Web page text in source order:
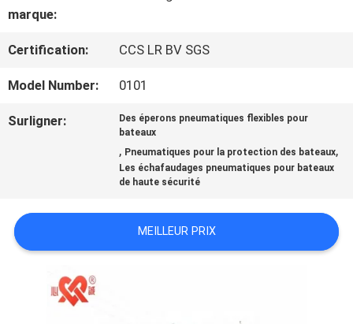
A
PROPOS
DE
D'USINE
CONTRÔLE
marque:
Certification: CCS LR BV SGS
Model Number: 0101
Surligner:
Des éperons pneumatiques flexibles pour
bateaux
, Pneumatiques pour la protection des bateaux,
Les échafaudages pneumatiques pour bateaux
de haute sécurité
MEILLEUR PRIX